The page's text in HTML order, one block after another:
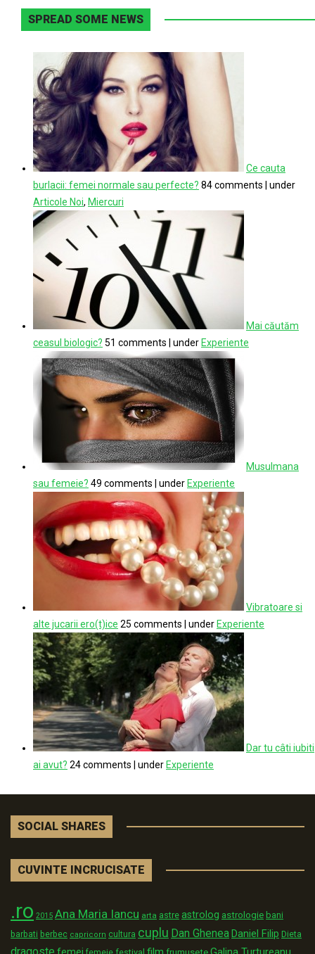
SPREAD SOME NEWS
Ce cauta
burlacii: femei normale sau perfecte? 84 comments
under
Articole Noi, Miercuri
Mai căutăm
ceasul biologic? 51 comments under Experiente
Musulmana
sau femeie? 49 comments under Experiente
Vibratoare si
alte jucarii ero(t)ice 25 comments under Experiente
Dar tu câti iubiti
ai avut? 24 comments under Experiente
SOCIAL SHARES
CUVINTE INCRUCISATE
.ro 2015 Ana Maria Iancu arta astre astrolog astrologie bani
barbati berbec capricorn cultura cuplu Dan GheneaDaniel Filip Dieta